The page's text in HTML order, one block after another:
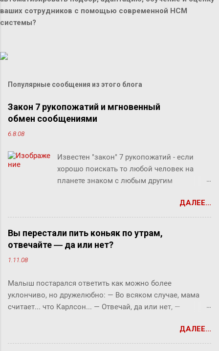
ваших сотрудников с помощью современной HCM
системы?
Популярные сообщения из этого блога
Закон 7 рукопожатий и мгновенный
обмен сообщениями
6.8.08
Известен "закон" 7 рукопожатий - если
хорошо поискать то любой человек на
планете знаком с любым другим
людьми. Этот как бы закон, разумеется, не
доказан, но есть предположение что он
Закон вполне отражает концепцию
"маленького мира", который продолжает
Microsofr Research решили проверить на
пользователях Microsoft Messenger (180
миллионов) и базе из их 30 миллиардов
Знакомыми считали двух людей, хотя бы
раз обменявшихся сообщениями в чате.
ДАЛЕЕ...
Вы перестали пить коньяк по утрам,
отвечайте ― да или нет?
1.11.08
Малыш постарался ответить как можно более
уклончиво, но дружелюбно: ― Во всяком случае, мама
считает... что Карлсон... ― Отвечай, да или нет, ―
Карлсон должен у нас обедать? ― Во всяком случае, она
хотела... ― снова попытался уйти от прямого ответа
ДАЛЕЕ...